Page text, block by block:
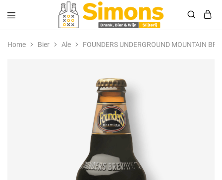
Simonsdrank.nl
Drank,
Bier
&
Home Bier Ale FOUNDERS UNDERGROUND MOUNTAIN